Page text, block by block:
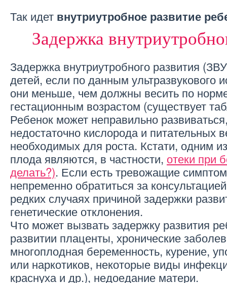
Так идет внутриутробное развитие
Задержка
Задержка внутриутробного развития
детей, если по данным ультразвукового
они меньше, чем должны весить по
гестационным возрастом (существует
Ребенок может неправильно
недостаточно кислорода и питательных
необходимых для роста. Кстати, одним
плода являются, в частности, отеки при
делать?). Если есть тревожащие
непременно обратиться за
редких случаях причиной задержки
генетические отклонения.
Что может вызвать задержку развития
развитии плаценты, хронические
многоплодная беременность, курение,
или наркотиков, некоторые виды
краснуха и др.), недоедание матери.